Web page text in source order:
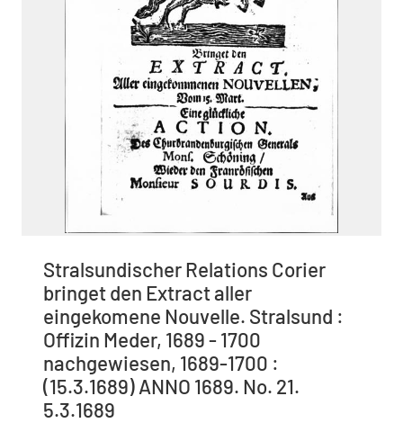
Stralsundischer Relations Corier
bringet den Extract aller
eingekomene Nouvelle. Stralsund :
Offizin Meder, 1689 - 1700
nachgewiesen, 1689-1700 :
(15.3.1689) ANNO 1689. No. 21.
5.3.1689